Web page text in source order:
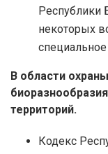
Республики
некоторых
В области
территорий.
Кодекс